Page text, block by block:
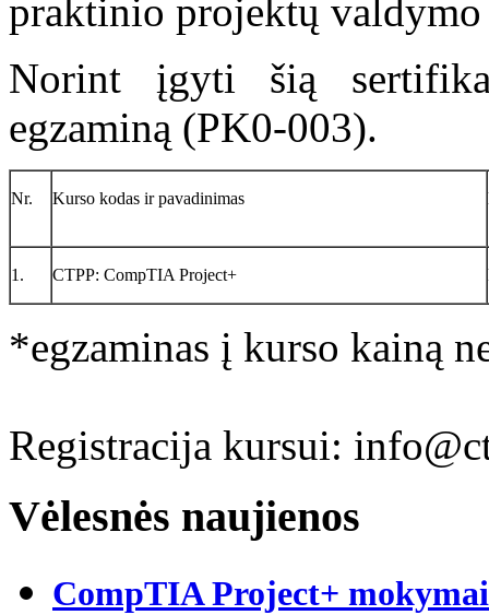
praktinio projektų
Norint įgyti šią
egzaminą (PK0-003).
Nr. Kurso kodas ir pavadinimas
1. CTPP: CompTIA Project+
*egzaminas į kurso kainą
Registracija kursui:
Vėlesnės naujienos
CompTIA Project+